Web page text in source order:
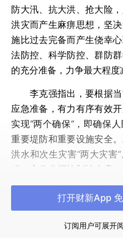
防大汛、抗大洪、抢大险
洪灾而产生麻痹思想，坚
施比过去完备而产生侥幸
法防控、科学防控、群防
的充分准备，力争最大程度
李克强指出，要根据当
应急准备，有力有序有效
实现“两个确保”，即确保
重要堤防和重要设施安全
洪水和次生灾害“两大灾害
程，充分发挥控制性水库
错峰作用，强化各类水利
洪水。修订完善各项应急
坡、泥石流等灾害。三是
订阅用户可展开
打开财新App